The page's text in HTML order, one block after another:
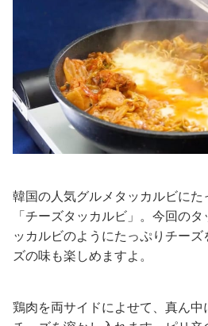
韓国の人気グルメタッカルビにた
「チーズタッカルビ」。今回の
ッカルビのようにたっぷりチー
ズの味も楽しめますよ。
鶏肉を両サイドによせて、真ん